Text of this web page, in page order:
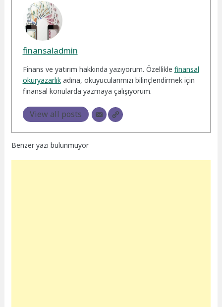
finansaladmin
Finans ve yatırım hakkında yazıyorum. Özellikle finansal
okuryazarlıkadına, okuyucularımızı bilinçlendirmek için
finansal konularda yazmaya çalışıyorum.
View all posts
Benzer yazı bulunmuyor